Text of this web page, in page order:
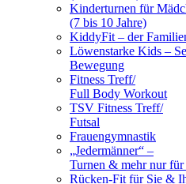
Kinderturnen für
(7 bis 10 Jahre)
KiddyFit – der
Löwenstarke Kids –
Bewegung
Fitness Treff/
Full Body Workout
TSV Fitness Treff/
Futsal
Frauengymnastik
„Jedermänner“ –
Turnen & mehr nur
Rücken-Fit für Sie &